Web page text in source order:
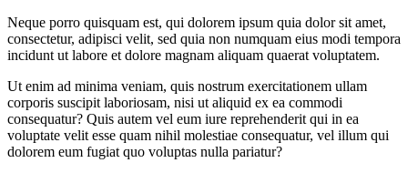
Neque porro quisquam est, qui dolorem ipsum quia dolor sit amet,
consectetur, adipisci velit, sed quia non numquam eius modi tempora
incidunt ut labore et dolore magnam aliquam quaerat voluptatem.
Ut enim ad minima veniam, quis nostrum exercitationem ullam
corporis suscipit laboriosam, nisi ut aliquid ex ea commodi
consequatur? Quis autem vel eum iure reprehenderit qui in ea
voluptate velit esse quam nihil molestiae consequatur, vel illum qui
dolorem eum fugiat quo voluptas nulla pariatur?